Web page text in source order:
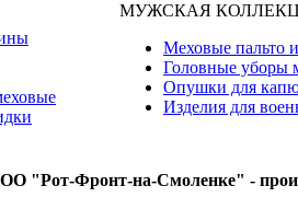
МУЖСКАЯ
Меховые пальто
Головные уборы
Опушки для
Изделия для
"Рот-Фронт-на-Смоленке" -